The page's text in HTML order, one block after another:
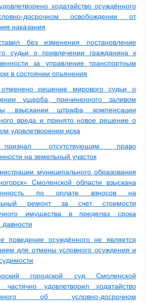
ходатайство осуждённого
досрочном освобождении от
наказания
без изменения постановление
судьи о привлечении гражданина к
за управление транспортным
в состоянии опьянения
решение мирового судьи о
ущерба, причиненного заливом
взыскании штрафа, компенсации
вреда и принято новое решение о
удовлетворении иска
отсутствующим право
на земельный участок
муниципального образования
Смоленской области взыскана
по оплате взносов на
ремонт за счет стоимости
имущества в пределах срока
давности
поведение осуждённого не является
для отмены условного осуждения и
городской суд Смоленской
частично удовлетворил ходатайство
об условно-досрочном